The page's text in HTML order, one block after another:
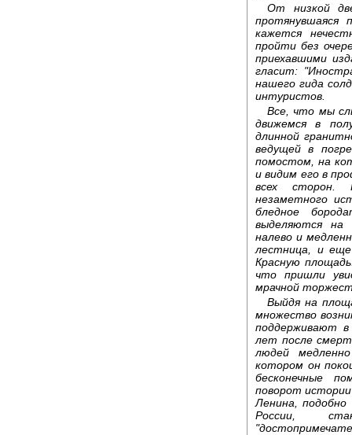
От низкой
протянувшаяся
кажется
пройти без
приехавшими
гласит:
нашего гида
интуристов.
Все, что мы
движемся в
длинной
ведущей в
помостом, на
и видим его в
всех сторон.
незаметного
бледное
выделяются на
налево и
лестница, и
Красную
что пришли
мрачной
Выйдя на
множество
поддерживают
лет после
людей
котором он
бесконечные
поворот истории
Ленина,
России,